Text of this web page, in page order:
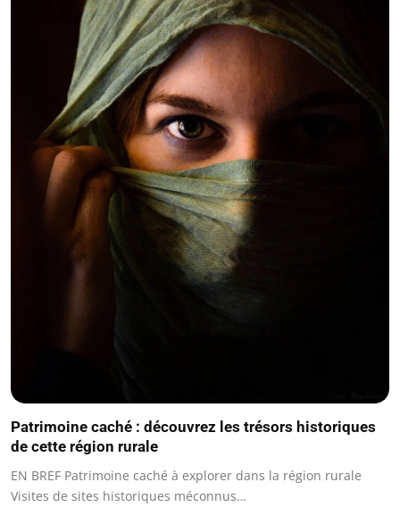
Patrimoine caché : découvrez les trésors historiques
de cette région rurale
EN BREF Patrimoine caché à explorer dans la région rurale
Visites de sites historiques méconnus…